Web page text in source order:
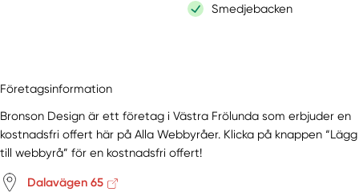
Smedjebacken
Företagsinformation
Bronson Design är ett företag i Västra Frölunda som erbjuder en
kostnadsfri offert här på Alla Webbyråer. Klicka på knappen “Lägg
till webbyrå” för en kostnadsfri offert!
Dalavägen 65